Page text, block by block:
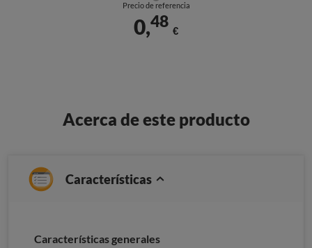
Precio de referencia
0,48
€
Acerca de este producto
Características
Características generales